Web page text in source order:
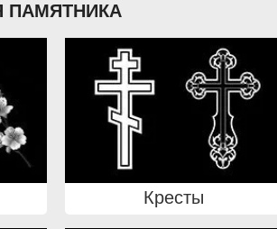
ПАМЯТНИКА
Кресты